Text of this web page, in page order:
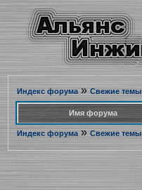
Индекс форума» Свежие темы
Имя форума
Индекс форума » Свежие темы